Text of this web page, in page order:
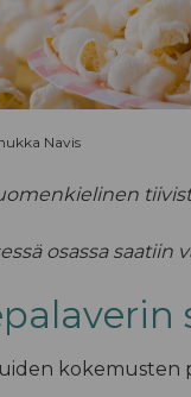
Navis
osassa
kokemusten